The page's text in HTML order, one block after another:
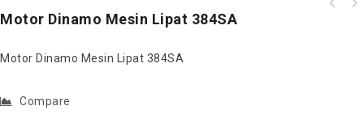
Motor Dinamo Mesin Lipat 384SA
Motor Dinamo Mesin Lipat 384SA
Compare